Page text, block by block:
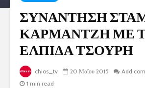
ΣΥΝΑΝΤΗΣΗ
ΚΑΡΜΑΝΤΖΗ ΜΕ
ΕΛΠΙΔΑ ΤΣΟΥΡΗ
chios_tv 20 Μαΐου 2015
Add
1 min read